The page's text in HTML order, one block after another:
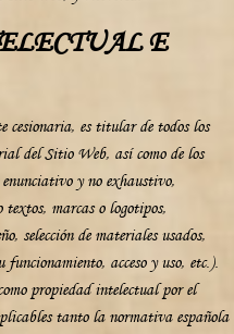
E
cesionaria, es titular de todos los
del Sitio Web, así como de los
y no exhaustivo,
marcas o logotipos,
selección de materiales usados,
funcionamiento, acceso y uso, etc.).
propiedad intelectual por el
tanto la normativa española